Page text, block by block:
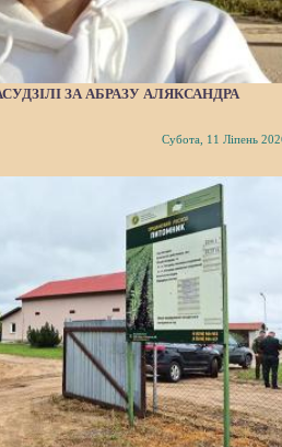
ЗА АБРАЗУ АЛЯКСАНДРА
Субота, 11 Ліпень